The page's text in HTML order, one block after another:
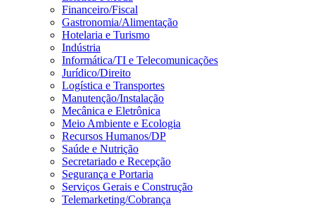
Financeiro/Fiscal
Gastronomia/Alimentação
Hotelaria e Turismo
Indústria
Informática/TI e Telecomunicações
Jurídico/Direito
Logística e Transportes
Manutenção/Instalação
Mecânica e Eletrônica
Meio Ambiente e Ecologia
Recursos Humanos/DP
Saúde e Nutrição
Secretariado e Recepção
Segurança e Portaria
Serviços Gerais e Construção
Telemarketing/Cobrança